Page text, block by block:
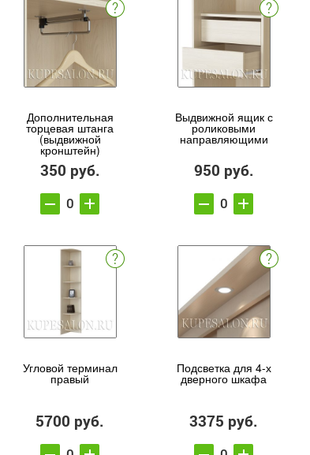
Дополнительная
торцевая штанга
(выдвижной
кронштейн)
350 руб.
Выдвижной ящик с
роликовыми
направляющими
950 руб.
Угловой терминал
правый
5700 руб.
Подсветка для 4-х
дверного шкафа
3375 руб.